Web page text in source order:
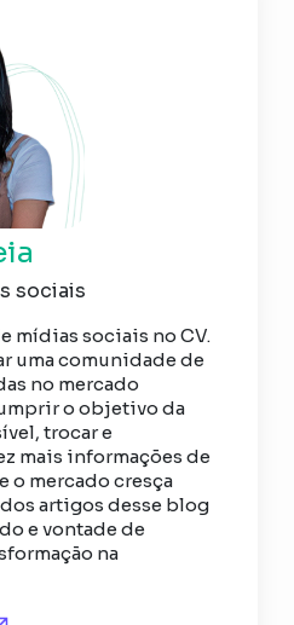
sociais
mídias sociais no CV.
uma comunidade de
no mercado
o objetivo da
trocar e
mais informações de
o mercado cresça
artigos desse blog
e vontade de
na